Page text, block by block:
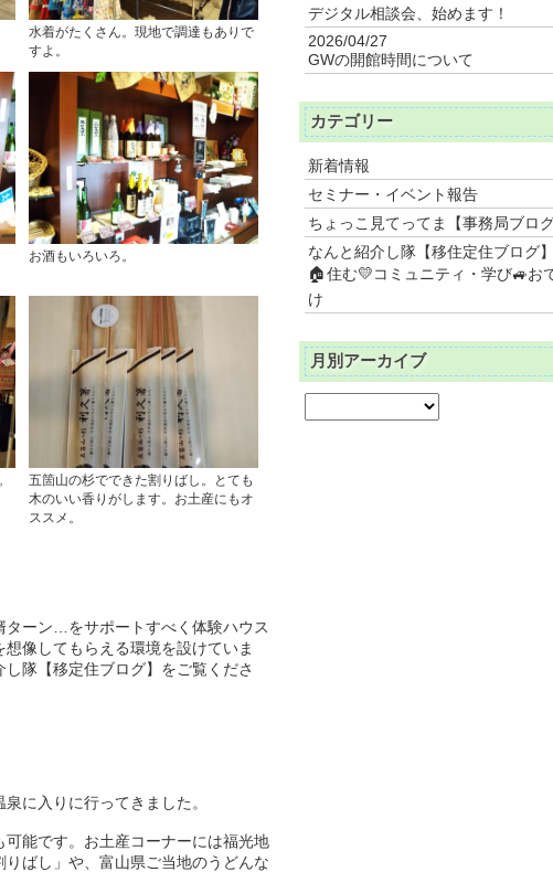
水着がたくさん。現地で調達もありで
すよ。
お酒もいろいろ。
五箇山の杉でできた割りばし。とても
木のいい香りがします。お土産にもオ
ススメ。
ターン…をサポートすべく体験ハウス
像してもらえる環境を設けていま
隊【移定住ブログ】をご覧くださ
に入りに行ってきました。
能です。お土産コーナーには福光地
ばし」や、富山県ご当地のうどんな
デジタル相談会、始めます！
2026/04/27
GWの開館時間について
カテゴリー
新着情報
セミナー・イベント報告
ちょっこ見てってま【事務局ブログ
なんと紹介し隊【移住定住ブログ】
🏠住む💛コミュニティ・学び🚙お
け
月別アーカイブ